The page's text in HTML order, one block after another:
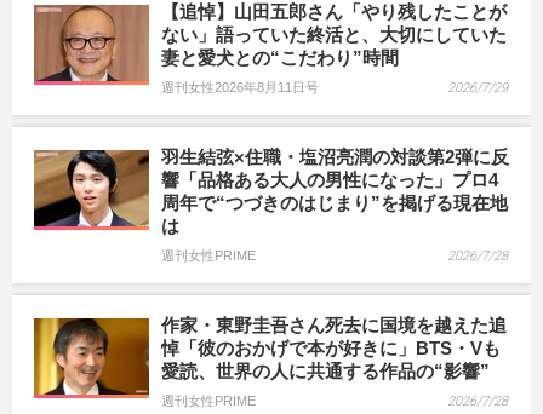
【追悼】山田五郎さん「やり残したことが
ない」語っていた終活と、大切にしていた
妻と愛犬との“こだわり”時間
週刊女性2026年8月11日号 2026/7/29
羽生結弦×住職・塩沼亮潤の対談第2弾に反
響「品格ある大人の男性になった」プロ4
周年で“つづきのはじまり”を掲げる現在地
は
週刊女性PRIME 2026/7/28
作家・東野圭吾さん死去に国境を越えた追
悼「彼のおかげで本が好きに」BTS・Vも
愛読、世界の人に共通する作品の“影響”
週刊女性PRIME 2026/7/28